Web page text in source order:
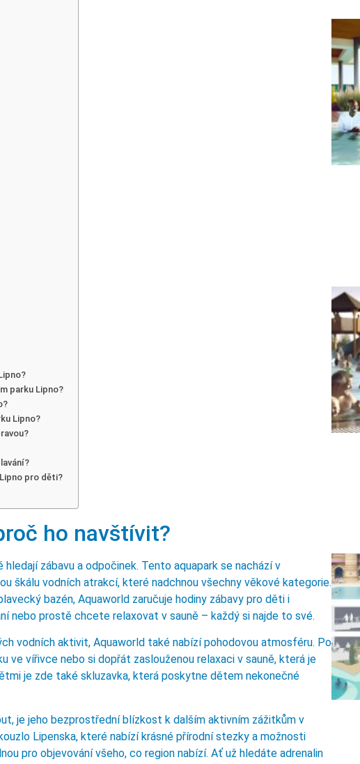
parku Lipno?
Lipno?
pro děti?
ho navštívit?
zábavu a odpočinek. Tento aquapark se nachází v
škálu vodních atrakcí, které nadchnou všechny věkové kategorie.
bazén, Aquaworld zaručuje hodiny zábavy pro děti i
nebo prostě chcete relaxovat v sauně – každý si najde to své.
vodních aktivit, Aquaworld také nabízí pohodovou atmosféru. Po
vířivce nebo si dopřát zaslouženou relaxaci v sauně, která je
je zde také skluzavka, která poskytne dětem nekonečné
je jeho bezprostřední blízkost k dalším aktivním zážitkům v
Lipenska, které nabízí krásné přírodní stezky a možnosti
pro objevování všeho, co region nabízí. Ať už hledáte adrenalin